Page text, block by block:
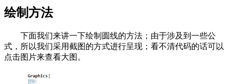
绘制方法
下面我们来讲一下绘制圆线的方法；由于涉及到一些公
式，所以我们采用截图的方式进行呈现；看不清代码的话可以
点击图片来查看大图。